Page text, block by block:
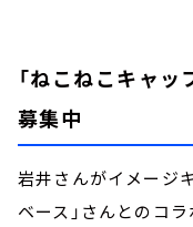
「ねこねこキャ
募集中
岩井さんがイメージ
ベース」さんとのコ